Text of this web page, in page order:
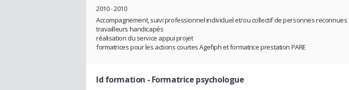
2010 - 2010
Accompagnement, suivi professionnel individuel et/ou collectif de personnes reconnues
travailleurs handicapés
réalisation du service appui projet
formatrices pour les actions courtes Agefiph et formatrice prestation PARE
Id formation - Formatrice psychologue